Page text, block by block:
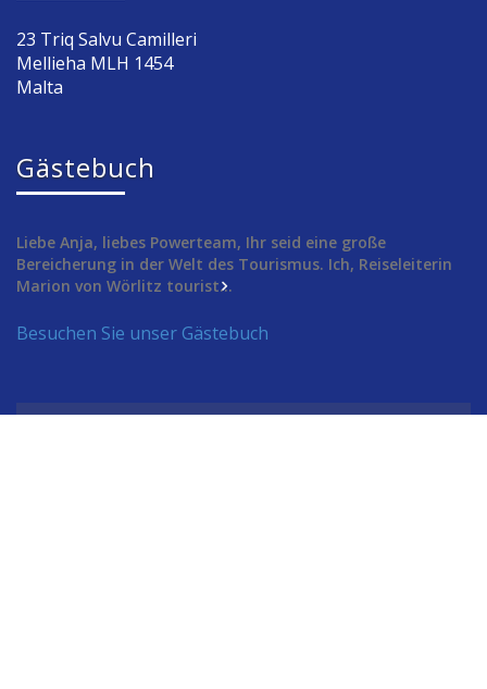
23 Triq Salvu Camilleri
Mellieha MLH 1454
Malta
Gästebuch
Liebe Anja, liebes Powerteam, Ihr seid eine große
Bereicherung in der Welt des Tourismus. Ich, Reiseleiterin
Marion von Wörlitz tourist...
Besuchen Sie unser Gästebuch
VALLETTA, MT